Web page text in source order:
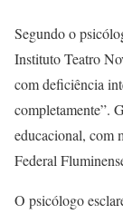
Segundo o
Instituto Teatro
com deficiência
completamente”.
educacional, com
Federal
O psicólogo